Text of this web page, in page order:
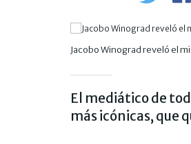
Jacobo Winograd reveló el
El mediático de
más icónicas, que